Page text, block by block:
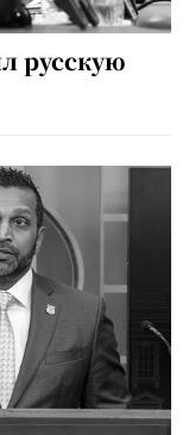
русскую